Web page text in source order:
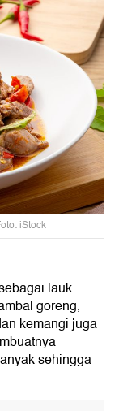
iStock
lauk
goreng,
kemangi juga
sehingga